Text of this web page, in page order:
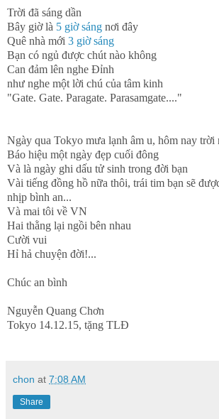
Trời đã sáng dần
Bây giờ là 5 giờ sáng nơi đây
Quê nhà mới 3 giờ sáng
Bạn có ngủ được chút nào không
Can đảm lên nghe Đỉnh
như nghe một lời chú của tâm kinh
"Gate. Gate. Paragate. Parasamgate...."
Ngày qua Tokyo mưa lạnh âm u, hôm nay trời
Báo hiệu một ngày đẹp cuối đông
Và là ngày ghi dấu tử sinh trong đời bạn
Vài tiếng đồng hồ nữa thôi, trái tim bạn sẽ
nhịp bình an...
Và mai tôi về VN
Hai thằng lại ngồi bên nhau
Cười vui
Hỉ hả chuyện đời!...
Chúc an bình
Nguyễn Quang Chơn
Tokyo 14.12.15, tặng TLĐ
chon at 7:08 AM
Share